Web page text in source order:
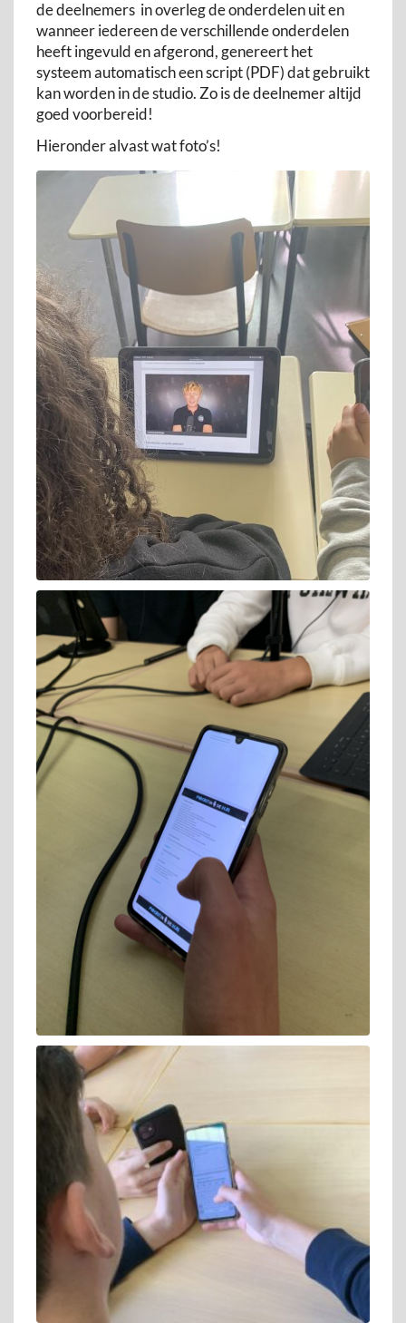
de deelnemers in overleg de onderdelen uit en
wanneer iedereen de verschillende onderdelen
heeft ingevuld en afgerond, genereert het
systeem automatisch een script (PDF) dat gebruikt
kan worden in de studio. Zo is de deelnemer altijd
goed voorbereid!
Hieronder alvast wat foto’s!